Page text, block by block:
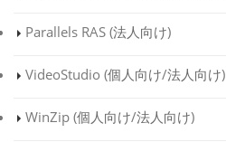
Parallels RAS (法人向け)
VideoStudio (個人向け/法人向け)
WinZip (個人向け/法人向け)